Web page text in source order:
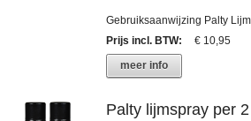
Gebruiksaanwijzing Palty
Prijs incl. BTW:
€ 10,95
meer info
Palty lijmspray per